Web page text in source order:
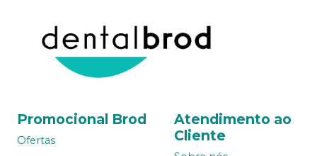
Promocional Brod
Ofertas
Atendimento ao
Cliente